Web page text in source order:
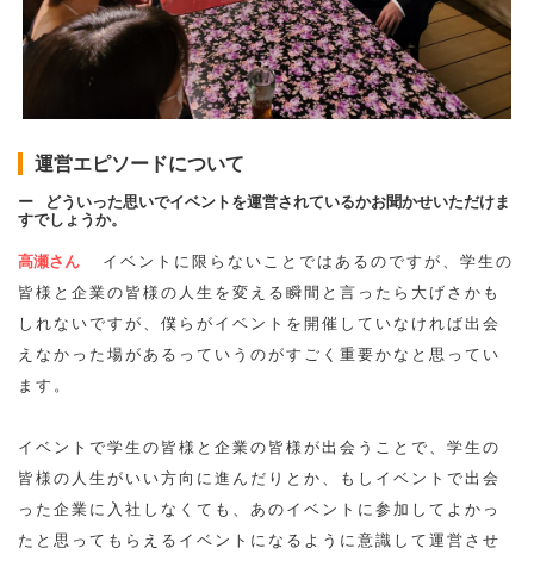
運営エピソードについて
どういった思いでイベントを運営されているかお聞かせいただけま
すでしょうか。
高瀬さん
イベントに限らないことではあるのですが、学生の
皆様と企業の皆様の人生を変える瞬間と言ったら大げさかも
しれないですが、僕らがイベントを開催していなければ出会
えなかった場があるっていうのがすごく重要かなと思ってい
ます。
イベントで学生の皆様と企業の皆様が出会うことで、学生の
皆様の人生がいい方向に進んだりとか、もしイベントで出会
った企業に入社しなくても、あのイベントに参加してよかっ
たと思ってもらえるイベントになるように意識して運営させ